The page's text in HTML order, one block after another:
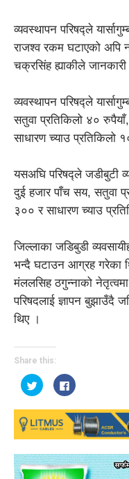
व्यवस्थापन परिषद्ले
राजश्व रकम घटाएको अपि
चक्रसिंह ह्याकीले जानकारी
व्यवस्थापन परिषद्ले
सतुवा प्रतिकिलो ४०
साधारण च्याउ प्रतिकिलो
यसअघि परिषद्ले जडीबुटी
दुई हजार पाँच सय, सतुवा
३०० र साधारण च्याउ
जिल्लाका जडिबुडी
भन्दै घटाउन आग्रह गरेका
मंललसिह ठगुन्नाको
परिषदलाई ज्ञापन बुझाउँदै
थिए ।
Share this:
Click
to
share
on
(Opens
in
new
Click
to
on
Facebook
(Opens
in
new